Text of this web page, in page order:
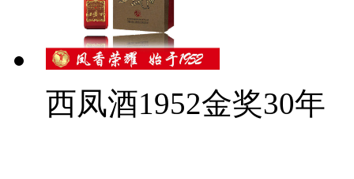
西凤酒1952金奖30年